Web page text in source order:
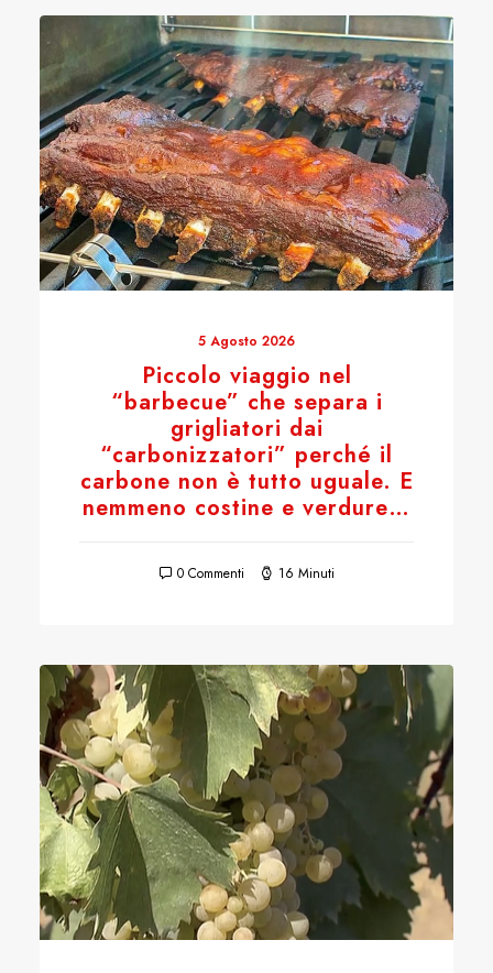
5 Agosto 2026
Piccolo viaggio nel
“barbecue” che separa i
grigliatori dai
“carbonizzatori” perché il
carbone non è tutto uguale. E
nemmeno costine e verdure…
0 Commenti 16 Minuti